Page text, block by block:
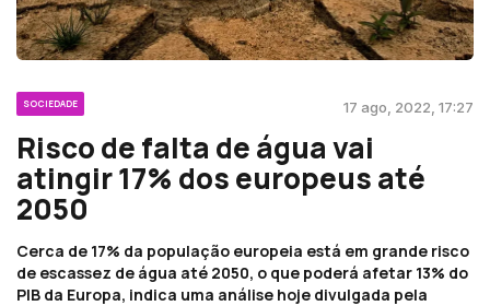
SOCIEDADE 17 ago, 2022, 17:27
Risco de falta de água vai
atingir 17% dos europeus até
2050
Cerca de 17% da população europeia está em grande risco
de escassez de água até 2050, o que poderá afetar 13% do
PIB da Europa, indica uma análise hoje divulgada pela